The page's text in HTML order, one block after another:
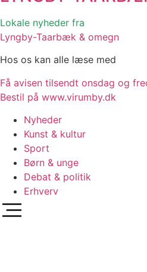
Lokale nyheder fra
Lyngby-Taarbæk & omegn
Hos os kan alle læse med
Få avisen tilsendt onsdag og
Bestil på www.virumby.dk
Nyheder
Kunst & kultur
Sport
Børn & unge
Debat & politik
Erhverv